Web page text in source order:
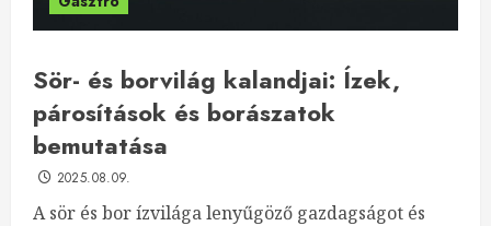
Sör- és borvilág kalandjai: Ízek,
párosítások és borászatok
bemutatása
2025.08.09.
A sör és bor ízvilága lenyűgöző gazdagságot és